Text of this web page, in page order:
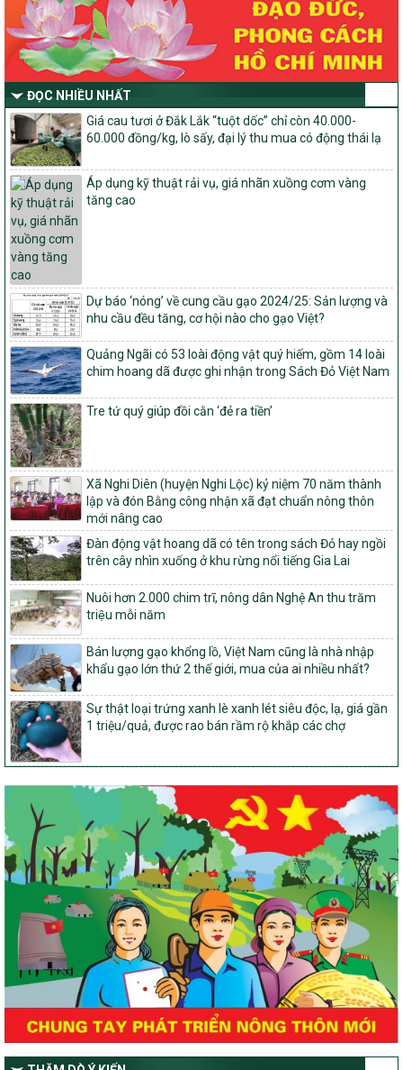
Thông tư Hướng dẫn thực hiện một số nội dung Chương trình
mục tiêu quốc gia xây dựng nông thôn mới, giảm nghèo bền
vững và phát triển kinh tế – xã hội vùng đồng bào dân tộc thiểu
số và miền núi giai đoạn 2026-2030 thuộc phạm vi quản lý nhà
nước của Bộ Nông nghiệp và Môi trường
Quyết định số: 26/2026/QĐ-TTg
Quyết định ban hành Bộ tiêu chí và quy trình đánh giá, phân hạng
sản phẩm Mỗi xã một sản phẩm
số: 19/2026/QĐ-TTg
Quy định điều kiện, trình tự, thủ tục, hồ sơ xét, công nhận, công bố
và thu hồi quyết định công nhận xã đạt chuẩn nông thôn mới, xã
đạt nông thôn mới hiện đại và tỉnh, thành phố hoàn thành nhiệm
vụ xây dựng nông thôn mới giai đoạn 2026 – 2030
Quyết định số 16/2026/QĐ-TTg
Quy định nguyên tắc, tiêu chí, định mức phân bổ ngân sách trung
ương và tỉ lệ vốn đối ứng ngân sách của địa phương thực hiện
Chương trình mục tiêu quốc gia xây dựng nông thôn mới, giảm
nghèo bền vững và phát triển kinh tế – xã hội vùng đồng bào dân
tộc thiểu số và miền núi giai đoạn 2026 – 2030
1451/QĐ-UBND
Phê duyệt danh sách các xã thuộc nhóm 1, nhóm 2, nhóm 3
trong xây dựng nông thôn mới giai đoạn 2026-2030 trên địa bàn
tỉnh Nghệ An
103/PTNT-NTM
Về việc đăng ký thực hiện Dự án liên kết theo chuỗi giá trị thuộc
Dự án 2 – Chương trình Mục tiêu quốc gia Giảm nghèo bền vững
giai đoạn 2021-2025 được kéo dài sang năm 2026
827/QĐ-BNNMT
Quyết định Ban hành Kế hoạch triển khai thực hiện Chương trình
mục tiêu quốc gia xây dựng nông thôn mới, giảm nghèo bền
vững và phát triển kinh tế – xã hội vùng đồng bào dân tộc thiểu
số và miền núi giai đoạn 2026-2035, giai đoạn I: Từ năm 2026
đến năm 2030
14/2026/TT-BNNMT
Hướng dẫn thực hiện một số nội dung tiêu chí, điều kiện thuộc Bộ
tiêu chí quốc gia về nông thôn mới giai đoạn 2026 – 2030 thuộc
phạm vi quản lý nhà nước của Bộ Nông nghiệp và Môi trường
417/QĐ-BNNMT
Phê duyệt Chương trình mục tiêu quốc gia xây dựng nông thôn
mới, giảm nghèo bền vững và phát triển kinh tế – xã hội vùng
đoạn I: Từ năm 2026 đến năm 2030
Nghị quyết số 08/2026/NQ-HĐND
Quy định nguyên tắc, tiêu chí, định mức phân bổ ngân sách trung
ương thực hiện Chương trình mục tiêu quốc gia xây dựng nông
thôn mới, giảm nghèo bền vững và phát triển kinh tế – xã hội
vùng đồng bào dân tộc thiểu số và miền núi giai đoạn 2026 –
2030 trên địa bàn tỉnh Nghệ An
Chỉ Thị số 22-CT/TU
về đẩy mạnh thực hiện Chương trình mục tiêu quốc gia xây dựng
nông thôn mới, giảm nghèo bền vững và phát triển kinh tế – xã
hội vùng đồng bào dân tộc thiểu số và miền núi giai đoạn 2026 –
2030 trên địa bàn tỉnh Nghệ An
Quyết định số 2490/QĐ-UBND
Về việc thành lập Ban Chỉ đạo Chương trình mục tiều quốc gia xây
ĐỌC NHIỀU NHẤT
Giá cau tươi ở Đắk Lắk “tuột dốc” chỉ còn 40.000-
60.000 đồng/kg, lò sấy, đại lý thu mua có động thái lạ
Áp dụng kỹ thuật rải vụ, giá nhãn xuồng cơm vàng
tăng cao
Dự báo ‘nóng’ về cung cầu gạo 2024/25: Sản lượng và
nhu cầu đều tăng, cơ hội nào cho gạo Việt?
Quảng Ngãi có 53 loài động vật quý hiếm, gồm 14 loài
chim hoang dã được ghi nhận trong Sách Đỏ Việt Nam
Tre tứ quý giúp đồi cằn ‘đẻ ra tiền’
Xã Nghi Diên (huyện Nghi Lộc) kỷ niệm 70 năm thành
lập và đón Bằng công nhận xã đạt chuẩn nông thôn
mới nâng cao
Đàn động vật hoang dã có tên trong sách Đỏ hay ngồi
trên cây nhìn xuống ở khu rừng nổi tiếng Gia Lai
Nuôi hơn 2.000 chim trĩ, nông dân Nghệ An thu trăm
triệu mỗi năm
Bán lượng gạo khổng lồ, Việt Nam cũng là nhà nhập
khẩu gạo lớn thứ 2 thế giới, mua của ai nhiều nhất?
Sự thật loại trứng xanh lè xanh lét siêu độc, lạ, giá gần
1 triệu/quả, được rao bán rầm rộ khắp các chợ